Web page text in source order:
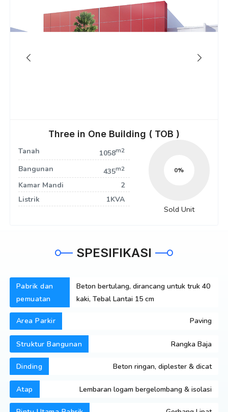
Three in One Building ( TOB )
Tanah 1058m2
Bangunan 435m2
Kamar Mandi
2
Listrik
1KVA
0
Sold Unit
SPESIFIKASI
Pabrik dan
pemuatan
Beton bertulang, dirancang untuk truk 40
kaki, Tebal Lantai 15 cm
Area Parkir Paving
Struktur Bangunan Rangka Baja
Dinding Beton ringan, diplester & dicat
Atap Lembaran logam bergelombang & isolasi